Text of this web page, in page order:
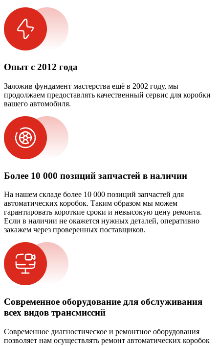
Опыт с 2012 года
Заложив фундамент мастерства ещё в 2002 году, мы
продолжаем предоставлять качественный сервис для коробки
вашего автомобиля.
Более 10 000 позиций запчастей в наличии
На нашем складе более 10 000 позиций запчастей для
автоматических коробок. Таким образом мы можем
гарантировать короткие сроки и невысокую цену ремонта.
Если в наличии не окажется нужных деталей, оперативно
закажем через проверенных поставщиков.
Современное оборудование для обслуживания
всех видов трансмиссий
Современное диагностическое и ремонтное оборудования
позволяет нам осуществлять ремонт автоматических коробок